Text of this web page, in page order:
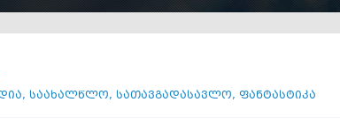
, საახალწლო, სათავგადასავლო, ფანტასტიკა